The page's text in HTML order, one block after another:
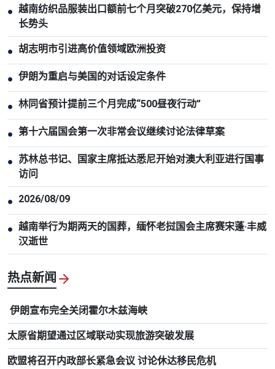
● 越南纺织品服装出口额前七个月突破270亿美元，保持增
长势头
● 胡志明市引进高价值领域欧洲投资
● 伊朗为重启与美国的对话设定条件
● 林同省预计提前三个月完成“500昼夜行动”
● 第十六届国会第一次非常会议继续讨论法律草案
● 苏林总书记、国家主席抵达悉尼开始对澳大利亚进行国事
访问
● 2026/08/09
● 越南举行为期两天的国葬，缅怀老挝国会主席赛宋蓬·丰威
汉逝世
热点新闻
伊朗宣布完全关闭霍尔木兹海峡
太原省期望通过区域联动实现旅游突破发展
欧盟将召开内政部长紧急会议 讨论休达移民危机